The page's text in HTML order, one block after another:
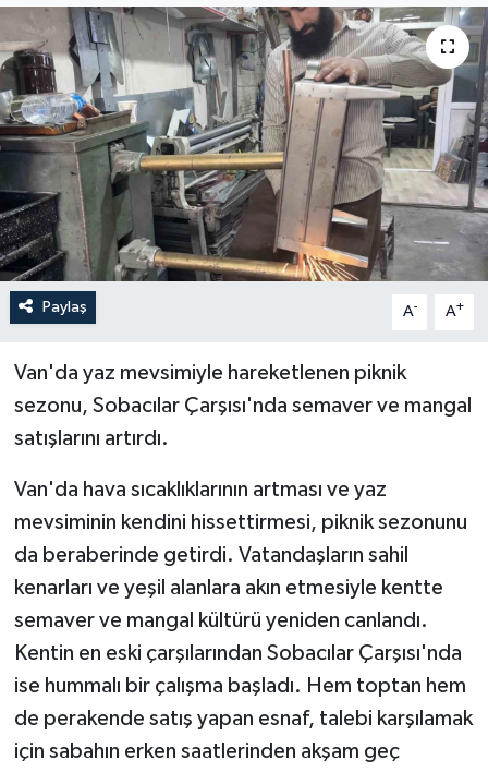
Paylaş A- A+
Van'da yaz mevsimiyle hareketlenen piknik
sezonu, Sobacılar Çarşısı'nda semaver ve mangal
satışlarını artırdı.
Van'da hava sıcaklıklarının artması ve yaz
mevsiminin kendini hissettirmesi, piknik sezonunu
da beraberinde getirdi. Vatandaşların sahil
kenarları ve yeşil alanlara akın etmesiyle kentte
semaver ve mangal kültürü yeniden canlandı.
Kentin en eski çarşılarından Sobacılar Çarşısı'nda
ise hummalı bir çalışma başladı. Hem toptan hem
de perakende satış yapan esnaf, talebi karşılamak
için sabahın erken saatlerinden akşam geç
RÖPORTAJLAR
SAĞLIK
SİYASET
GÜNCEL
SPOR
YAŞAM
Yerel